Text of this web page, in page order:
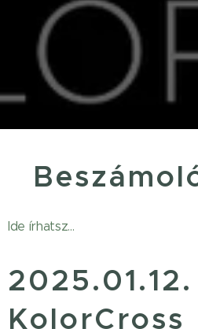
Ide írhatsz...
KolorCross